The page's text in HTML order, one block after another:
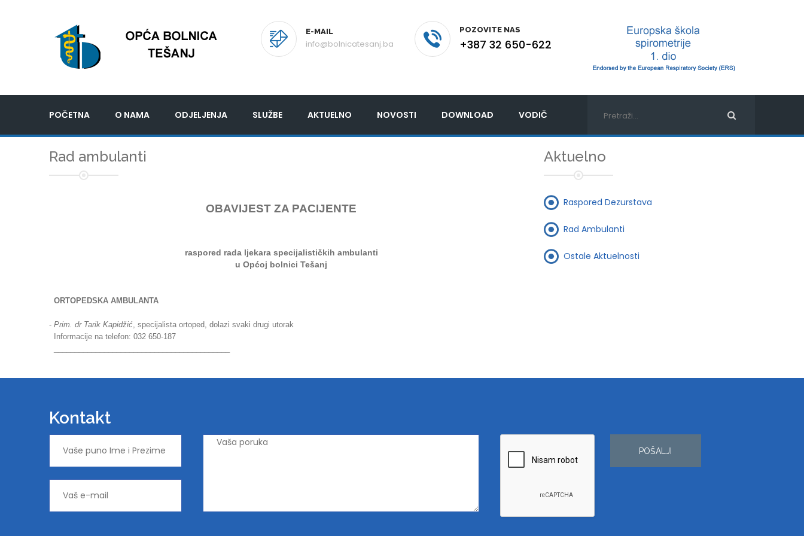
E-MAIL
info@bolnicatesanj.ba
POZOVITE NAS
+387 32 650-622
POČETNA O NAMA ODJELJENJA SLUŽBE AKTUELNO NOVOSTI DOWNLOAD VODIČ
Rad ambulanti
OBAVIJEST ZA PACIJENTE
raspored rada ljekara specijalističkih ambulanti
u Općoj bolnici Tešanj
ORTOPEDSKA AMBULANTA
- Prim. dr Tarik Kapidžić, specijalista ortoped, dolazi svaki drugi utorak
Informacije na telefon: 032 650-187
Aktuelno
Raspored Dezurstava
Rad Ambulanti
Ostale Aktuelnosti
Kontakt
POŠALJI